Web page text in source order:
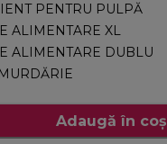
PENTRU PULPĂ
ALIMENTARE XL
ALIMENTARE DUBLU
Adaugă în coș